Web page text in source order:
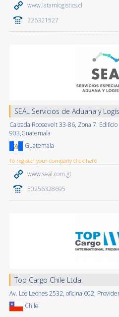
www.latamlogistics.cl
226321527
SEAL Servicios de Aduana y
Calzada Roosevelt 33-86, Zona 7.
903,Guatemala
Guatemala
To register your company click here
www.seal.com.gt
50256328695
Top Cargo Chile Ltda.
Av. Los Leones 2532, oficina 602,
Chile